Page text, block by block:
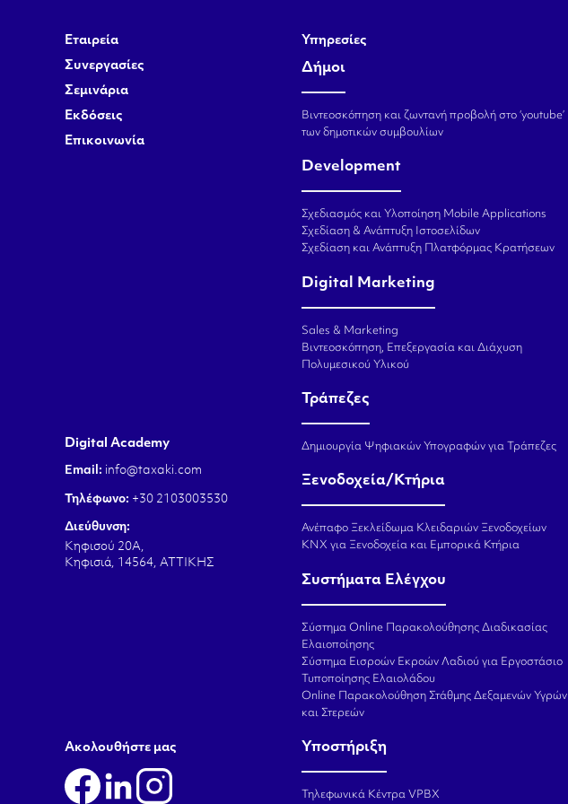
Εταιρεία
Συνεργασίες
Σεμινάρια
Εκδόσεις
Επικοινωνία
Υπηρεσίες
Δήμοι
Βιντεοσκόπηση και ζωντανή προβολή στο ‘youtube’
των δημοτικών συμβουλίων
Development
Σχεδιασμός και Υλοποίηση Mobile Applications
Σχεδίαση & Ανάπτυξη Ιστοσελίδων
Σχεδίαση και Ανάπτυξη Πλατφόρμας Κρατήσεων
Digital Marketing
Sales & Marketing
Βιντεοσκόπηση, Επεξεργασία και Διάχυση
Πολυμεσικού Υλικού
Τράπεζες
Δημιουργία Ψηφιακών Υπογραφών για Τράπεζες
Ξενοδοχεία/Κτήρια
Ανέπαφο Ξεκλείδωμα Κλειδαριών Ξενοδοχείων
KNX για Ξενοδοχεία και Εμπορικά Κτήρια
Συστήματα Ελέγχου
Σύστημα Online Παρακολούθησης Διαδικασίας
Ελαιοποίησης
Σύστημα Εισροών Εκροών Λαδιού για Εργοστάσιο
Τυποποίησης Ελαιολάδου
Online Παρακολούθηση Στάθμης Δεξαμενών Υγρών
και Στερεών
Υποστήριξη
Τηλεφωνικά Κέντρα VPBX
Digital Academy
Email: info@taxaki.com
Τηλέφωνο: +30 2103003530
Διεύθυνση:
Κηφισού 20Α,
Κηφισιά, 14564, ΑΤΤΙΚΗΣ
Aκολουθήστε μας